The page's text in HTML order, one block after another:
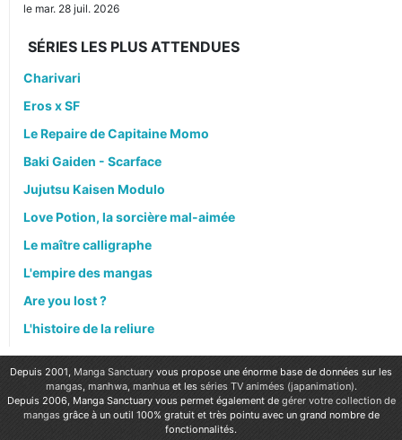
le mar. 28 juil. 2026
SÉRIES LES PLUS ATTENDUES
Charivari
Eros x SF
Le Repaire de Capitaine Momo
Baki Gaiden - Scarface
Jujutsu Kaisen Modulo
Love Potion, la sorcière mal-aimée
Le maître calligraphe
L'empire des mangas
Are you lost ?
L'histoire de la reliure
Depuis 2001, Manga Sanctuary vous propose une énorme base de données sur les
mangas, manhwa, manhuaet les séries TV animées (japanimation).
Depuis 2006, Manga Sanctuary vous permet également de gérer votre collection de
mangas grâce à un outil 100% gratuit et très pointu avec un grand nombre de
fonctionnalités.